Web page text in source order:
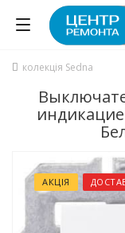
колекція Sedna
АКЦІЯ